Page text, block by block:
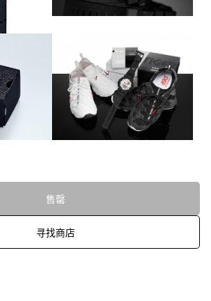
售罄
寻找商店